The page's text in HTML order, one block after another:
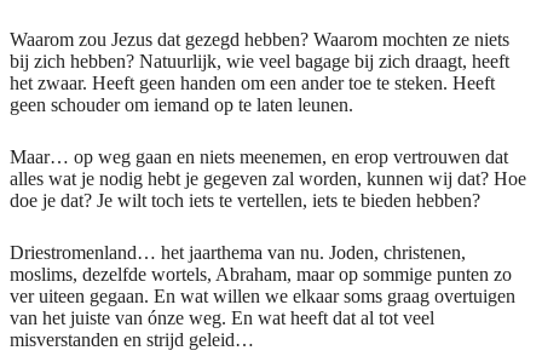
Waarom zou Jezus dat gezegd hebben? Waarom mochten ze niets
bij zich hebben? Natuurlijk, wie veel bagage bij zich draagt, heeft
het zwaar. Heeft geen handen om een ander toe te steken. Heeft
geen schouder om iemand op te laten leunen.
Maar… op weg gaan en niets meenemen, en erop vertrouwen dat
alles wat je nodig hebt je gegeven zal worden, kunnen wij dat? Hoe
doe je dat? Je wilt toch iets te vertellen, iets te bieden hebben?
Driestromenland… het jaarthema van nu. Joden, christenen,
moslims, dezelfde wortels, Abraham, maar op sommige punten zo
ver uiteen gegaan. En wat willen we elkaar soms graag overtuigen
van het juiste van ónze weg. En wat heeft dat al tot veel
misverstanden en strijd geleid…